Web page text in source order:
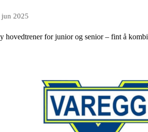
jun 2025
hovedtrener for junior og senior – fint å